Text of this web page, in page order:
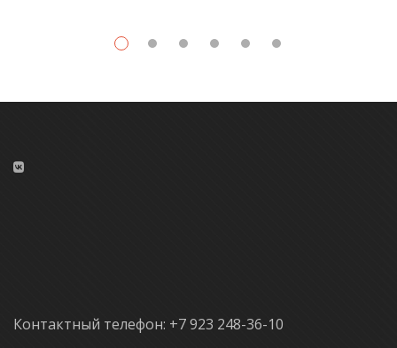
Контактный телефон: +7 923 248-36-10